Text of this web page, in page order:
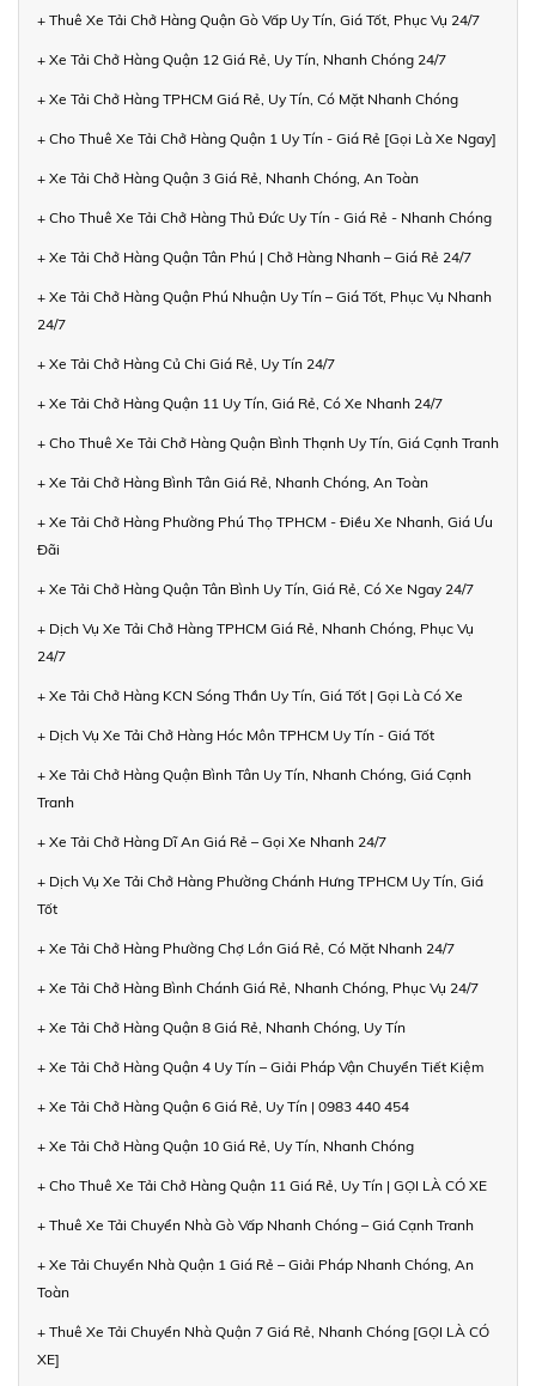
+ Thuê Xe Tải Chở Hàng Quận Gò Vấp Uy Tín, Giá Tốt, Phục Vụ 24/7
+ Xe Tải Chở Hàng Quận 12 Giá Rẻ, Uy Tín, Nhanh Chóng 24/7
+ Xe Tải Chở Hàng TPHCM Giá Rẻ, Uy Tín, Có Mặt Nhanh Chóng
+ Cho Thuê Xe Tải Chở Hàng Quận 1 Uy Tín - Giá Rẻ [Gọi Là Xe Ngay]
+ Xe Tải Chở Hàng Quận 3 Giá Rẻ, Nhanh Chóng, An Toàn
+ Cho Thuê Xe Tải Chở Hàng Thủ Đức Uy Tín - Giá Rẻ - Nhanh Chóng
+ Xe Tải Chở Hàng Quận Tân Phú | Chở Hàng Nhanh – Giá Rẻ 24/7
+ Xe Tải Chở Hàng Quận Phú Nhuận Uy Tín – Giá Tốt, Phục Vụ Nhanh
24/7
+ Xe Tải Chở Hàng Củ Chi Giá Rẻ, Uy Tín 24/7
+ Xe Tải Chở Hàng Quận 11 Uy Tín, Giá Rẻ, Có Xe Nhanh 24/7
+ Cho Thuê Xe Tải Chở Hàng Quận Bình Thạnh Uy Tín, Giá Cạnh Tranh
+ Xe Tải Chở Hàng Bình Tân Giá Rẻ, Nhanh Chóng, An Toàn
+ Xe Tải Chở Hàng Phường Phú Thọ TPHCM - Điều Xe Nhanh, Giá Ưu
Đãi
+ Xe Tải Chở Hàng Quận Tân Bình Uy Tín, Giá Rẻ, Có Xe Ngay 24/7
+ Dịch Vụ Xe Tải Chở Hàng TPHCM Giá Rẻ, Nhanh Chóng, Phục Vụ
24/7
+ Xe Tải Chở Hàng KCN Sóng Thần Uy Tín, Giá Tốt | Gọi Là Có Xe
+ Dịch Vụ Xe Tải Chở Hàng Hóc Môn TPHCM Uy Tín - Giá Tốt
+ Xe Tải Chở Hàng Quận Bình Tân Uy Tín, Nhanh Chóng, Giá Cạnh
Tranh
+ Xe Tải Chở Hàng Dĩ An Giá Rẻ – Gọi Xe Nhanh 24/7
+ Dịch Vụ Xe Tải Chở Hàng Phường Chánh Hưng TPHCM Uy Tín, Giá
Tốt
+ Xe Tải Chở Hàng Phường Chợ Lớn Giá Rẻ, Có Mặt Nhanh 24/7
+ Xe Tải Chở Hàng Bình Chánh Giá Rẻ, Nhanh Chóng, Phục Vụ 24/7
+ Xe Tải Chở Hàng Quận 8 Giá Rẻ, Nhanh Chóng, Uy Tín
+ Xe Tải Chở Hàng Quận 4 Uy Tín – Giải Pháp Vận Chuyển Tiết Kiệm
+ Xe Tải Chở Hàng Quận 6 Giá Rẻ, Uy Tín | 0983 440 454
+ Xe Tải Chở Hàng Quận 10 Giá Rẻ, Uy Tín, Nhanh Chóng
+ Cho Thuê Xe Tải Chở Hàng Quận 11 Giá Rẻ, Uy Tín | GỌI LÀ CÓ XE
+ Thuê Xe Tải Chuyển Nhà Gò Vấp Nhanh Chóng – Giá Cạnh Tranh
+ Xe Tải Chuyển Nhà Quận 1 Giá Rẻ – Giải Pháp Nhanh Chóng, An
Toàn
+ Thuê Xe Tải Chuyển Nhà Quận 7 Giá Rẻ, Nhanh Chóng [GỌI LÀ CÓ
XE]